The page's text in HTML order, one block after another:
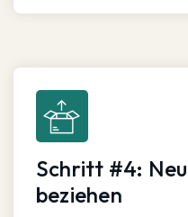
Schritt #4:
beziehen